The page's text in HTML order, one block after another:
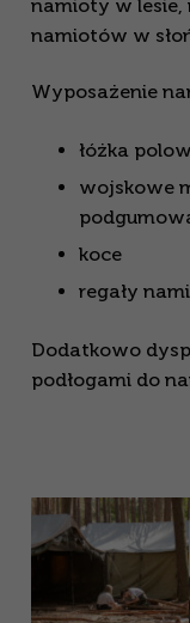
namioty w lesie,
namiotów w
Wyposażenie
łóżka
wojskowe
koce
regały
Dodatkowo
podłogami do